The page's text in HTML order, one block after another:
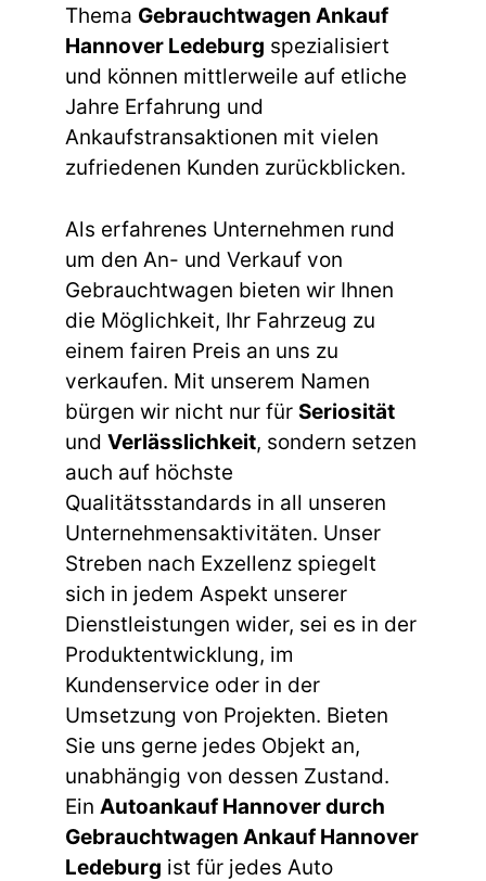
Thema Gebrauchtwagen Ankauf
Hannover Ledeburg spezialisiert
und können mittlerweile auf etliche
Jahre Erfahrung und
Ankaufstransaktionen mit vielen
zufriedenen Kunden zurückblicken.
Als erfahrenes Unternehmen rund
um den An- und Verkauf von
Gebrauchtwagen bieten wir Ihnen
die Möglichkeit, Ihr Fahrzeug zu
einem fairen Preis an uns zu
verkaufen. Mit unserem Namen
bürgen wir nicht nur für Seriosität
und Verlässlichkeit, sondern setzen
auch auf höchste
Qualitätsstandards in all unseren
Unternehmensaktivitäten. Unser
Streben nach Exzellenz spiegelt
sich in jedem Aspekt unserer
Dienstleistungen wider, sei es in der
Produktentwicklung, im
Kundenservice oder in der
Umsetzung von Projekten. Bieten
Sie uns gerne jedes Objekt an,
unabhängig von dessen Zustand.
Ein Autoankauf Hannover durch
Gebrauchtwagen Ankauf Hannover
Ledeburg ist für jedes Auto